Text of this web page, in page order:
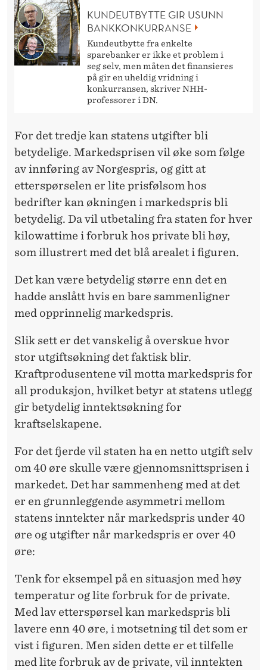
KUNDEUTBYTTE GIR USUNN
BANKKONKURRANSE
Kundeutbytte fra enkelte
sparebanker er ikke et problem i
seg selv, men måten det finansieres
på gir en uheldig vridning i
konkurransen, skriver NHH-
professorer i DN.
For det tredje kan statens utgifter bli
betydelige. Markedsprisen vil øke som følge
av innføring av Norgespris, og gitt at
etterspørselen er lite prisfølsom hos
bedrifter kan økningen i markedspris bli
betydelig. Da vil utbetaling fra staten for hver
kilowattime i forbruk hos private bli høy,
som illustrert med det blå arealet i figuren.
Det kan være betydelig større enn det en
hadde anslått hvis en bare sammenligner
med opprinnelig markedspris.
Slik sett er det vanskelig å overskue hvor
stor utgiftsøkning det faktisk blir.
Kraftprodusentene vil motta markedspris for
all produksjon, hvilket betyr at statens utlegg
gir betydelig inntektsøkning for
kraftselskapene.
For det fjerde vil staten ha en netto utgift selv
om 40 øre skulle være gjennomsnittsprisen i
markedet. Det har sammenheng med at det
er en grunnleggende asymmetri mellom
statens inntekter når markedspris under 40
øre og utgifter når markedspris er over 40
øre:
Tenk for eksempel på en situasjon med høy
temperatur og lite forbruk for de private.
Med lav etterspørsel kan markedspris bli
lavere enn 40 øre, i motsetning til det som er
vist i figuren. Men siden dette er et tilfelle
med lite forbruk av de private, vil inntekten